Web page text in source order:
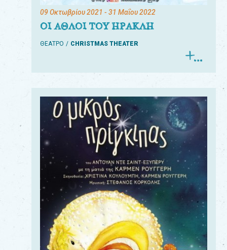
09 Οκτωβρίου 2021 - 31 Μαΐου 2022
ΟΙ ΑΘΛΟΙ ΤΟΥ ΗΡΑΚΛΗ
ΘΕΑΤΡΟ CHRISTMAS THEATER